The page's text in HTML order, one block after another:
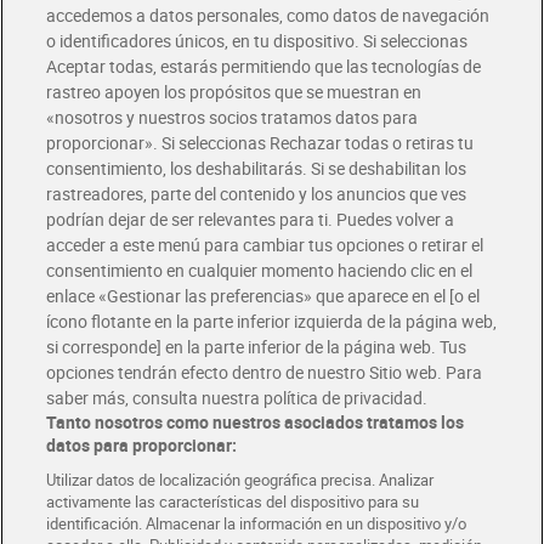
Envío gratis por compras superiores a 100€
Envío estandar por 4,99€
Glovo y Uber Eats
Solicita tu factura de Glovo o Uber Eats
Únete al CLUB Dia
Disfruta las ventajas y ofertas exclusivas.
Descárgate la APP Dia
Folletos y Tiendas
Descubre las mejores ofertas y busca tu tienda más cercana
Tarjeta MaX Dia
Te devuelve hasta 8€/mes de tus compras.
¡Solicita tu tarjeta de crédito aquí!
COMER MEJOR CADA DIA
accedemos a datos personales, como datos de navegación
o identificadores únicos, en tu dispositivo. Si seleccionas
Aceptar todas, estarás permitiendo que las tecnologías de
rastreo apoyen los propósitos que se muestran en
«nosotros y nuestros socios tratamos datos para
proporcionar». Si seleccionas Rechazar todas o retiras tu
consentimiento, los deshabilitarás. Si se deshabilitan los
rastreadores, parte del contenido y los anuncios que ves
podrían dejar de ser relevantes para ti. Puedes volver a
acceder a este menú para cambiar tus opciones o retirar el
consentimiento en cualquier momento haciendo clic en el
enlace «Gestionar las preferencias» que aparece en el [o el
ícono flotante en la parte inferior izquierda de la página web,
si corresponde] en la parte inferior de la página web. Tus
opciones tendrán efecto dentro de nuestro Sitio web. Para
saber más, consulta nuestra política de privacidad.
Tanto nosotros como nuestros asociados tratamos los
datos para proporcionar:
Utilizar datos de localización geográfica precisa. Analizar
activamente las características del dispositivo para su
identificación. Almacenar la información en un dispositivo y/o